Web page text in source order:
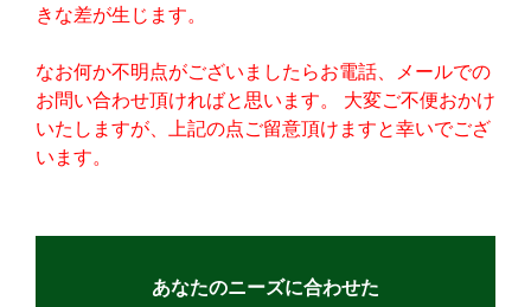
きな差が生じます。
なお何か不明点がございましたらお電話、メールでの
お問い合わせ頂ければと思います。 大変ご不便おかけ
いたしますが、上記の点ご留意頂けますと幸いでござ
います。
あなたのニーズに合わせた